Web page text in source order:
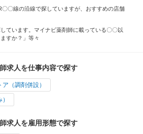
〇〇線の沿線で探していますが、おすすめの店舗
ています。マイナビ薬剤師に載っている〇〇以
すか？」等々
求人を仕事内容で探す
ア（調剤併設）
求人を雇用形態で探す